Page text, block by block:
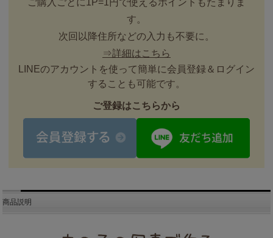
ご購入ごとに1P=1円で使えるポイントもたまりま
す。
次回以降住所などの入力も不要に。
⇒詳細はこちら
LINEのアカウントを使って簡単に会員登録＆ログイン
することも可能です。
ご登録はこちらから
商品説明